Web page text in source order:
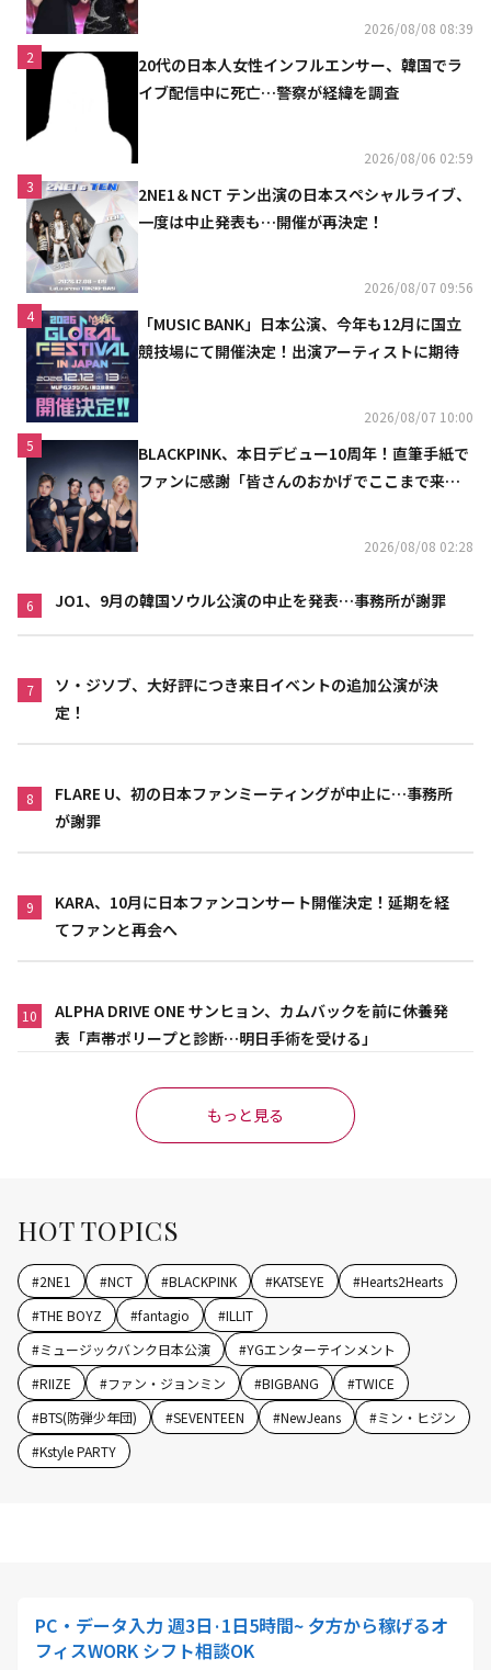
2026/08/08 08:39
2
20代の日本人女性インフルエンサー、韓国でラ
イブ配信中に死亡…警察が経緯を調査
2026/08/06 02:59
3
2NE1＆NCT テン出演の日本スペシャルライブ、
一度は中止発表も…開催が再決定！
2026/08/07 09:56
4
「MUSIC BANK」日本公演、今年も12月に国立
競技場にて開催決定！出演アーティストに期待
2026/08/07 10:00
5
BLACKPINK、本日デビュー10周年！直筆手紙で
ファンに感謝「皆さんのおかげでここまで来ら
2026/08/08 02:28
6 JO1、9月の韓国ソウル公演の中止を発表…事務所が謝罪
7
ソ・ジソブ、大好評につき来日イベントの追加公演が決
定！
8
FLARE U、初の日本ファンミーティングが中止に…事務所
が謝罪
9
KARA、10月に日本ファンコンサート開催決定！延期を経
てファンと再会へ
10
ALPHA DRIVE ONE サンヒョン、カムバックを前に休養発
表「声帯ポリープと診断…明日手術を受ける」
もっと見る
HOT TOPICS
#2NE1 #NCT #BLACKPINK #KATSEYE #Hearts2Hearts
#THE BOYZ #fantagio #ILLIT
#ミュージックバンク日本公演 #YGエンターテインメント
#RIIZE #ファン・ジョンミン #BIGBANG #TWICE
#BTS(防弾少年団) #SEVENTEEN #NewJeans #ミン・ヒジン
#Kstyle PARTY
PC・データ入力 週3日·1日5時間~ 夕方から稼げるオ
フィスWORK シフト相談OK